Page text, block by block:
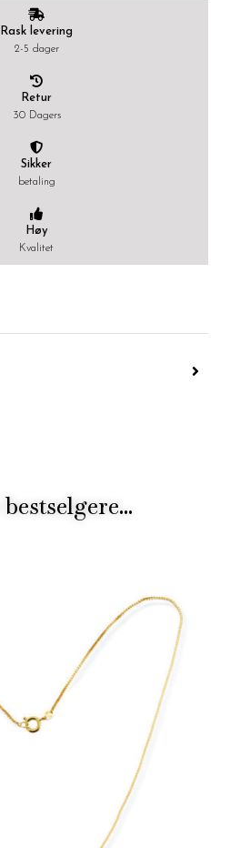
Rask levering
2-5 dager
Retur
30 Dagers
Sikker
betaling
Høy
Kvalitet